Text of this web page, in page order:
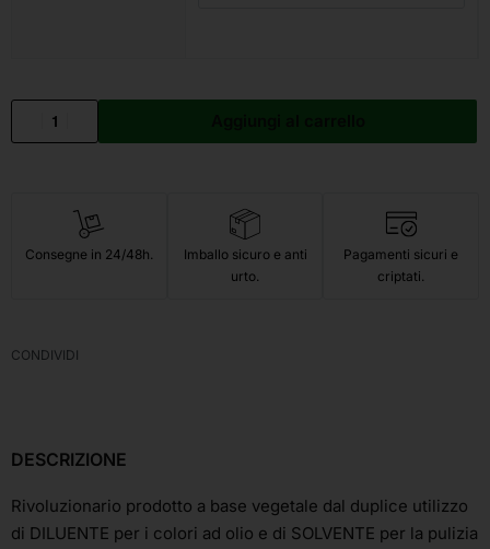
Consegne in 24/48h.
Imballo sicuro e anti
urto.
Pagamenti sicuri e
criptati.
CONDIVIDI
DESCRIZIONE
Rivoluzionario prodotto a base vegetale dal duplice utilizzo
di DILUENTE per i colori ad olio e di SOLVENTE per la pulizia